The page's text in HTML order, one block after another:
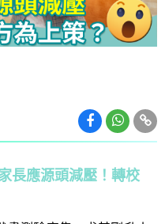
長應源頭減壓！轉校